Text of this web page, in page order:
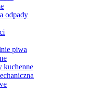
odpady
piwa
kuchenne